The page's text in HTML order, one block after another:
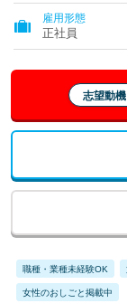
雇用形態
正社員
志望動
職種・業種未経験OK
女性のおしごと掲載中